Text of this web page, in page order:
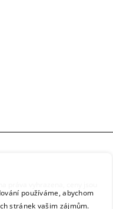
používáme, abychom
stránek vašim zájmům.